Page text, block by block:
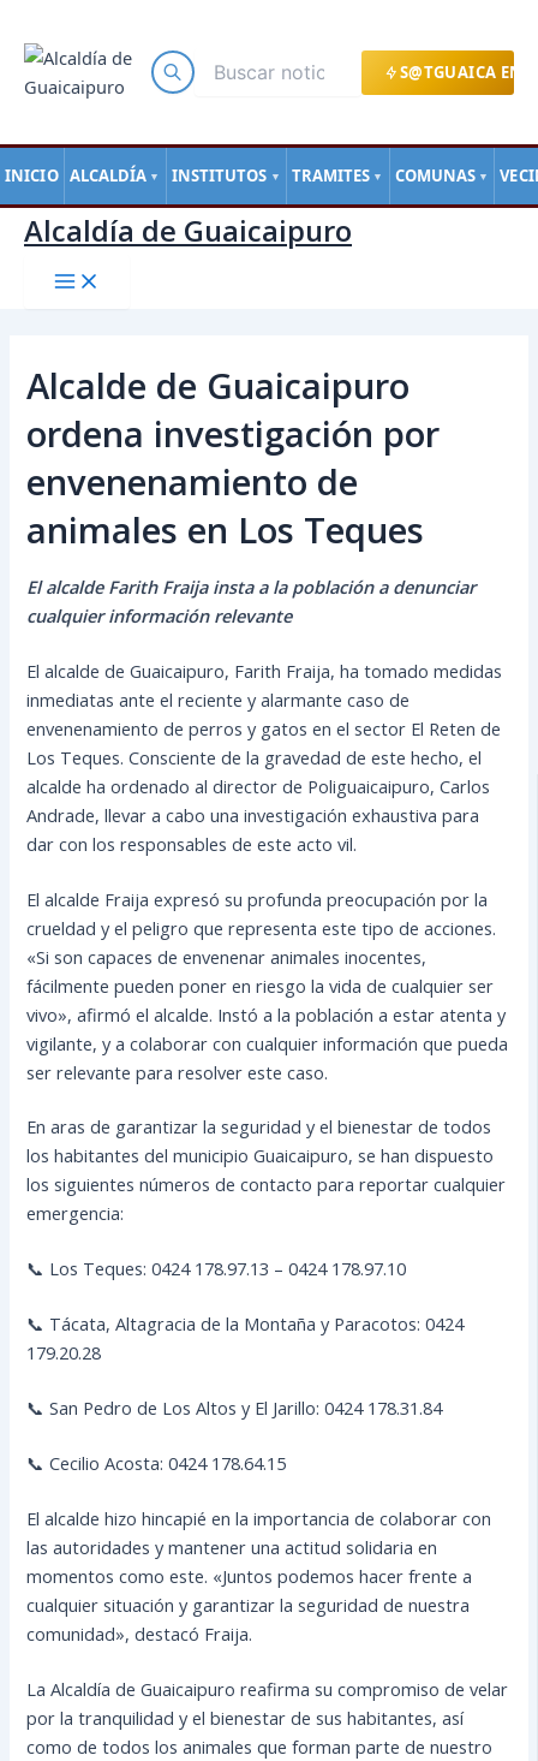
S@TGUAICA EN
INICIO ALCALDÍA ▼ INSTITUTOS ▼ TRAMITES ▼ COMUNAS ▼
contenido
Alcaldía de Guaicaipuro
Alcalde de Guaicaipuro
ordena investigación por
envenenamiento de
animales en Los Teques
El alcalde Farith Fraija insta a la población a denunciar
cualquier información relevante
El alcalde de Guaicaipuro, Farith Fraija, ha tomado medidas
inmediatas ante el reciente y alarmante caso de
envenenamiento de perros y gatos en el sector El Reten de
Los Teques. Consciente de la gravedad de este hecho, el
alcalde ha ordenado al director de Poliguaicaipuro, Carlos
Andrade, llevar a cabo una investigación exhaustiva para
dar con los responsables de este acto vil.
El alcalde Fraija expresó su profunda preocupación por la
crueldad y el peligro que representa este tipo de acciones.
«Si son capaces de envenenar animales inocentes,
fácilmente pueden poner en riesgo la vida de cualquier ser
vivo», afirmó el alcalde. Instó a la población a estar atenta y
vigilante, y a colaborar con cualquier información que pueda
ser relevante para resolver este caso.
En aras de garantizar la seguridad y el bienestar de todos
los habitantes del municipio Guaicaipuro, se han dispuesto
los siguientes números de contacto para reportar cualquier
emergencia:
📞 Los Teques: 0424 178.97.13 – 0424 178.97.10
📞 Tácata, Altagracia de la Montaña y Paracotos: 0424
179.20.28
📞 San Pedro de Los Altos y El Jarillo: 0424 178.31.84
📞 Cecilio Acosta: 0424 178.64.15
El alcalde hizo hincapié en la importancia de colaborar con
las autoridades y mantener una actitud solidaria en
momentos como este. «Juntos podemos hacer frente a
cualquier situación y garantizar la seguridad de nuestra
comunidad», destacó Fraija.
La Alcaldía de Guaicaipuro reafirma su compromiso de velar
por la tranquilidad y el bienestar de sus habitantes, así
como de todos los animales que forman parte de nuestro
de
entradas